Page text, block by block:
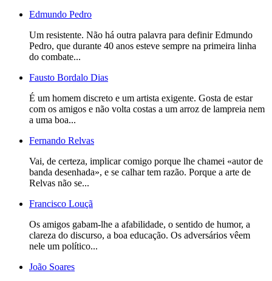
Edmundo Pedro
Um resistente. Não há outra palavra para definir Edmundo
Pedro, que durante 40 anos esteve sempre na primeira linha
do combate...
Fausto Bordalo Dias
É um homem discreto e um artista exigente. Gosta de estar
com os amigos e não volta costas a um arroz de lampreia nem
a uma boa...
Fernando Relvas
Vai, de certeza, implicar comigo porque lhe chamei «autor de
banda desenhada», e se calhar tem razão. Porque a arte de
Relvas não se...
Francisco Louçã
Os amigos gabam-lhe a afabilidade, o sentido de humor, a
clareza do discurso, a boa educação. Os adversários vêem
nele um político...
João Soares